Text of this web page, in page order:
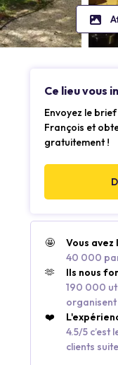
Ce lieu vous
Envoyez le
François et
gratuitement !
🤩
Vous avez
40 000
🫶
Ils nous
190 000
organisent
❤️
4.5/5 c’est
clients